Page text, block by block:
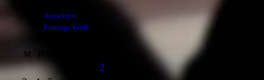
Anmelden
Eintrags-Feed
M
2